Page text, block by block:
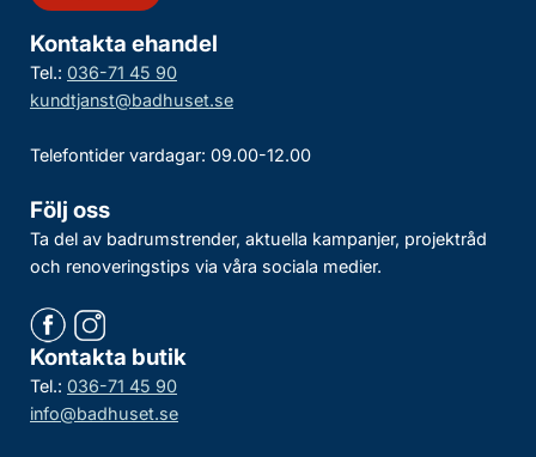
Kontakta ehandel
Tel.: 036-71 45 90
kundtjanst@badhuset.se
Telefontider vardagar: 09.00-12.00
Följ oss
Ta del av badrumstrender, aktuella kampanjer, projektråd
och renoveringstips via våra sociala medier.
Kontakta butik
Tel.: 036-71 45 90
info@badhuset.se